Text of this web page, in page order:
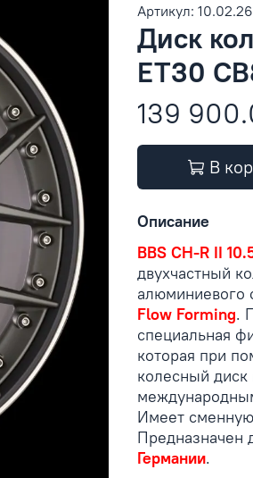
Артикул:
Диск
ET30
139
В
Описание
BBS CH-R II
двухчастный
алюминиевого
Flow Forming.
специальная
которая при
колесный
Имеет
Предназначен
Германии.